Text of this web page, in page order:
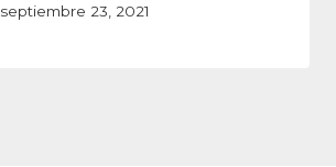
septiembre 23, 2021